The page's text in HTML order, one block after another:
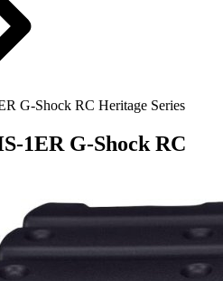
G-Shock RC Heritage Series
1ER G-Shock RC